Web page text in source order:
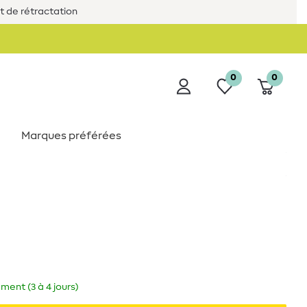
de rétractation
0 0
Marques préférées
(3 à 4 jours)